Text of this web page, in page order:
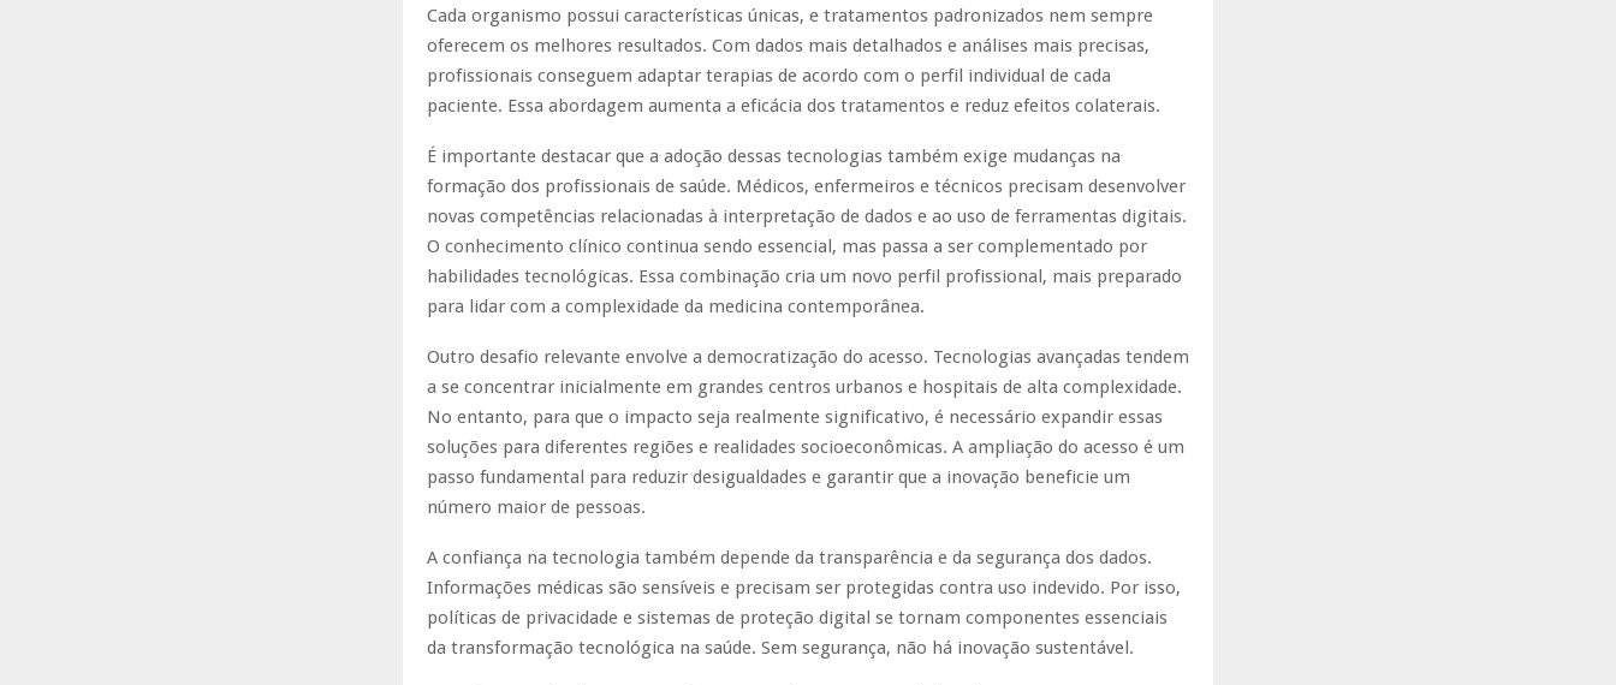
Cada organismo possui características únicas, e tratamentos padronizados nem sempre
oferecem os melhores resultados. Com dados mais detalhados e análises mais precisas,
profissionais conseguem adaptar terapias de acordo com o perfil individual de cada
paciente. Essa abordagem aumenta a eficácia dos tratamentos e reduz efeitos colaterais.
É importante destacar que a adoção dessas tecnologias também exige mudanças na
formação dos profissionais de saúde. Médicos, enfermeiros e técnicos precisam desenvolver
novas competências relacionadas à interpretação de dados e ao uso de ferramentas digitais.
O conhecimento clínico continua sendo essencial, mas passa a ser complementado por
habilidades tecnológicas. Essa combinação cria um novo perfil profissional, mais preparado
para lidar com a complexidade da medicina contemporânea.
Outro desafio relevante envolve a democratização do acesso. Tecnologias avançadas tendem
a se concentrar inicialmente em grandes centros urbanos e hospitais de alta complexidade.
No entanto, para que o impacto seja realmente significativo, é necessário expandir essas
soluções para diferentes regiões e realidades socioeconômicas. A ampliação do acesso é um
passo fundamental para reduzir desigualdades e garantir que a inovação beneficie um
número maior de pessoas.
A confiança na tecnologia também depende da transparência e da segurança dos dados.
Informações médicas são sensíveis e precisam ser protegidas contra uso indevido. Por isso,
políticas de privacidade e sistemas de proteção digital se tornam componentes essenciais
da transformação tecnológica na saúde. Sem segurança, não há inovação sustentável.